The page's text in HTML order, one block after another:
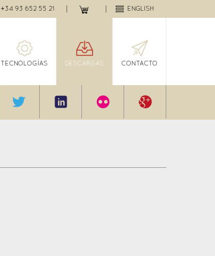
ENGLISH
+34 93 652 55 21
TECNOLOGÍAS DESCARGAS CONTACTO